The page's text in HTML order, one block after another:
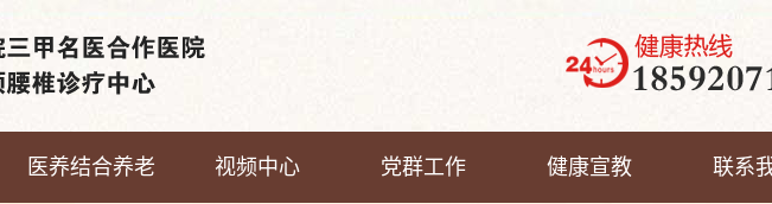
医养结合养老 视频中心 党群工作 健康宣教 联系